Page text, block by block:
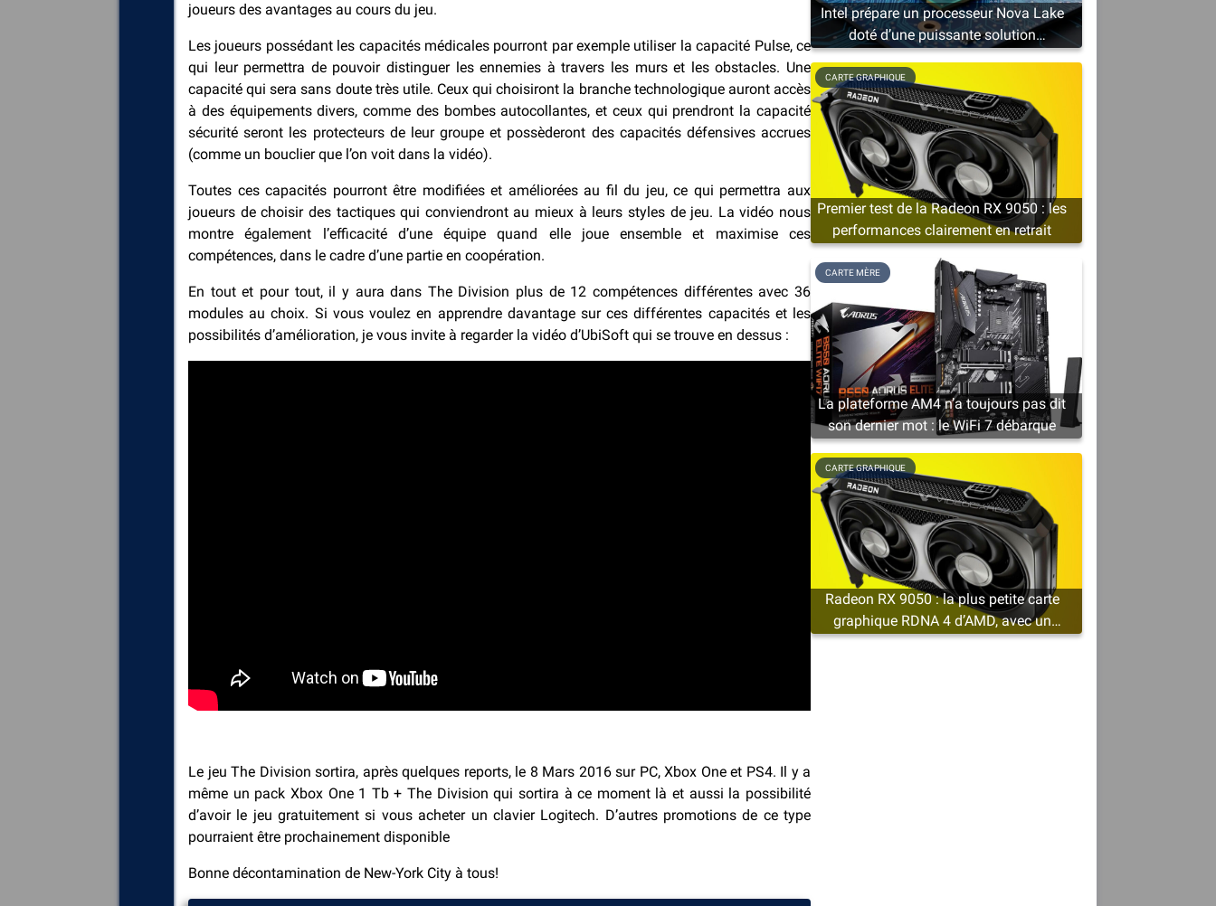
joueurs des avantages au cours du jeu.
Les joueurs possédant les capacités médicales pourront par exemple utiliser la capacité Pulse, ce
qui leur permettra de pouvoir distinguer les ennemies à travers les murs et les obstacles. Une
capacité qui sera sans doute très utile. Ceux qui choisiront la branche technologique auront accès
à des équipements divers, comme des bombes autocollantes, et ceux qui prendront la capacité
sécurité seront les protecteurs de leur groupe et possèderont des capacités défensives accrues
(comme un bouclier que l’on voit dans la vidéo).
Toutes ces capacités pourront être modifiées et améliorées au fil du jeu, ce qui permettra aux
joueurs de choisir des tactiques qui conviendront au mieux à leurs styles de jeu. La vidéo nous
montre également l’efficacité d’une équipe quand elle joue ensemble et maximise ces
compétences, dans le cadre d’une partie en coopération.
En tout et pour tout, il y aura dans The Division plus de 12 compétences différentes avec 36
modules au choix. Si vous voulez en apprendre davantage sur ces différentes capacités et les
possibilités d’amélioration, je vous invite à regarder la vidéo d’UbiSoft qui se trouve en dessus :
Le jeu The Division sortira, après quelques reports, le 8 Mars 2016 sur PC, Xbox One et PS4. Il y a
même un pack Xbox One 1 Tb + The Division qui sortira à ce moment là et aussi la possibilité
d’avoir le jeu gratuitement si vous acheter un clavier Logitech. D’autres promotions de ce type
pourraient être prochainement disponible
Bonne décontamination de New-York City à tous!
Intel prépare un processeur Nova Lake
doté d’une puissante solution
graphique
Premier test de la Radeon RX 9050 : les
performances clairement en retrait
CARTE GRAPHIQUE
La plateforme AM4 n’a toujours pas dit
son dernier mot : le WiFi 7 débarque
CARTE MÈRE
Radeon RX 9050 : la plus petite carte
graphique RDNA 4 d’AMD, avec un
minimum de 4 Go de VRAM
CARTE GRAPHIQUE